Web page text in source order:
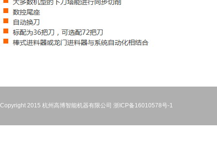
Copyright 2015 杭州高博智能机器有限公司 浙ICP备16010578号-1